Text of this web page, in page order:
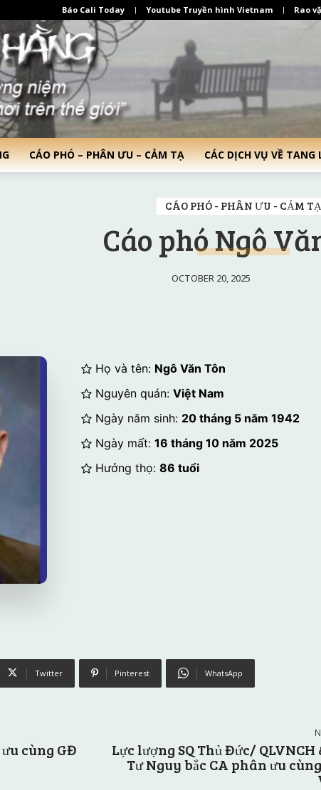
Báo Cali Today Youtube Truyền hình Vietnam Rao
CÁO PHÓ – PHÂN ƯU – CẢM TẠ CÁC DỊCH VỤ VỀ TANG
CÁO PHÓ - PHÂN ƯU - CẢM TẠ
Cáo phó Ngô
OCTOBER 20, 2025
Họ và tên: Ngô Văn Tôn
Nguyên quán: Việt Nam
Ngày năm sinh: 20 tháng 5 năm 1942
Ngày mất: 16 tháng 10 năm 2025
Hưởng thọ: 86 tuổi
Twitter Pinterest WhatsApp
cùng GĐ Lực lượng SQ Thủ Đức/
Tư Nguy bắc CA phân ưu